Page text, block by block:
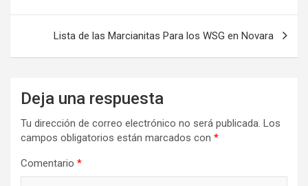
Lista de las Marcianitas Para los WSG en Novara
Deja una respuesta
Tu dirección de correo electrónico no será publicada. Los
campos obligatorios están marcados con *
Comentario *